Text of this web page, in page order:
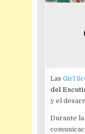
Las Girl
del
y el
Durante